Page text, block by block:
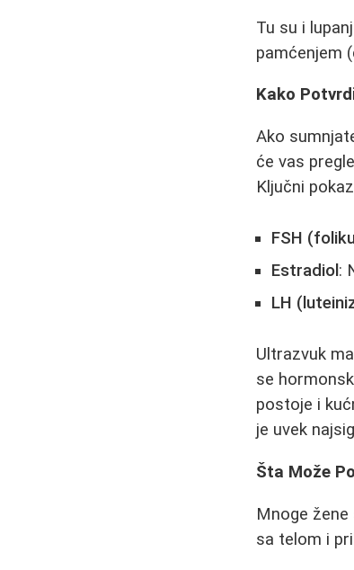
Tu su i
pamćenjem
Kako
Ako
će vas
Ključni
FSH
Estradiol :
LH
Ultrazvuk
se
postoje i
je uvek
Šta Može
Mnoge
sa telom i